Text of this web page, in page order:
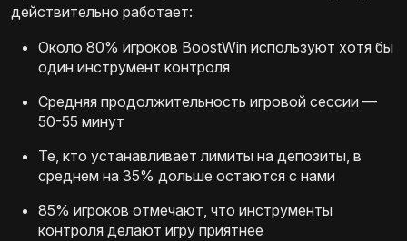
действительно работает:
Около 80% игроков BoostWin используют хотя бы
один инструмент контроля
Средняя продолжительность игровой сессии —
50-55 минут
Те, кто устанавливает лимиты на депозиты, в
среднем на 35% дольше остаются с нами
85% игроков отмечают, что инструменты
контроля делают игру приятнее